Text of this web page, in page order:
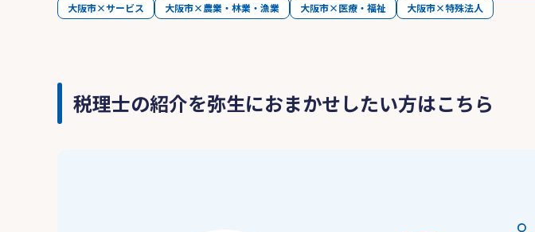
大阪市×サービス
大阪市×農業・林業・漁業 大阪市×医療・福祉 大阪市×特殊法人
税理士の紹介を弥生におまかせしたい方はこちら